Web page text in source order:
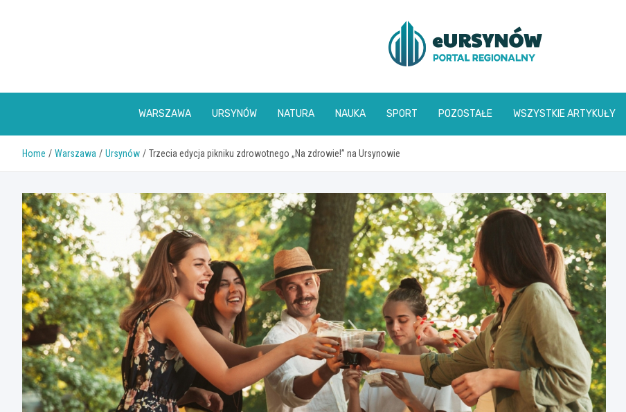
WARSZAWA URSYNÓW NATURA NAUKA SPORT POZOSTAŁE WSZYSTKIE ARTYKUŁY
Home Warszawa Ursynów Trzecia edycja pikniku zdrowotnego „Na zdrowie!” na Ursynowie